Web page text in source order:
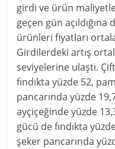
girdi ve ürün
geçen gün
ürünleri fiyatları
Girdilerdeki artış
seviyelerine ulaştı.
fındıkta yüzde 52,
pancarında yüzde
ayçiçeğinde yüzde
gücü de fındıkta
şeker pancarında